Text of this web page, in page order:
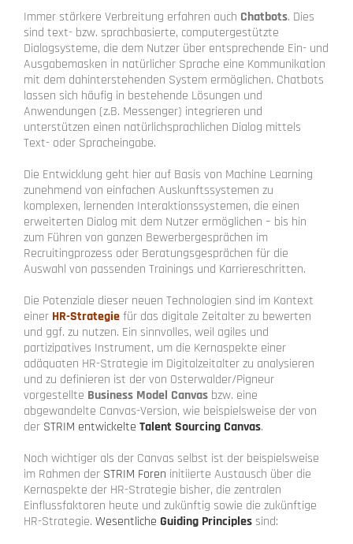
Immer stärkere Verbreitung erfahren auch Chatbots. Dies
sind text- bzw. sprachbasierte, computergestützte
Dialogsysteme, die dem Nutzer über entsprechende Ein- und
Ausgabemasken in natürlicher Sprache eine Kommunikation
mit dem dahinterstehenden System ermöglichen. Chatbots
lassen sich häufig in bestehende Lösungen und
Anwendungen (z.B. Messenger) integrieren und
unterstützen einen natürlichsprachlichen Dialog mittels
Text- oder Spracheingabe.
Die Entwicklung geht hier auf Basis von Machine Learning
zunehmend von einfachen Auskunftssystemen zu
komplexen, lernenden Interaktionssystemen, die einen
erweiterten Dialog mit dem Nutzer ermöglichen – bis hin
zum Führen von ganzen Bewerbergesprächen im
Recruitingprozess oder Beratungsgesprächen für die
Auswahl von passenden Trainings und Karriereschritten.
Die Potenziale dieser neuen Technologien sind im Kontext
einer HR-Strategiefür das digitale Zeitalter zu bewerten
und ggf. zu nutzen. Ein sinnvolles, weil agiles und
partizipatives Instrument, um die Kernaspekte einer
adäquaten HR-Strategie im Digitalzeitalter zu analysieren
und zu definieren ist der von Osterwalder/Pigneur
vorgestellte Business Model Canvas bzw. eine
abgewandelte Canvas-Version, wie beispielsweise der von
der STRIM entwickelte Talent Sourcing Canvas.
Noch wichtiger als der Canvas selbst ist der beispielsweise
im Rahmen der STRIM Foren initiierte Austausch über die
Kernaspekte der HR-Strategie bisher, die zentralen
Einflussfaktoren heute und zukünftig sowie die zukünftige
HR-Strategie. Wesentliche Guiding Principles sind: